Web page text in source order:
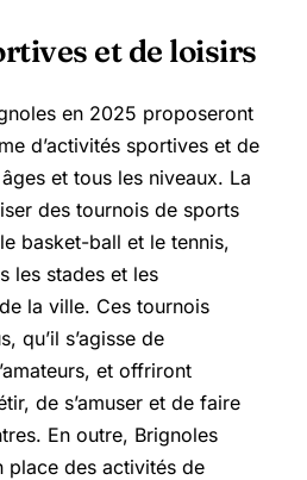
et de loisirs
en 2025 proposeront
d’activités sportives et de
et tous les niveaux. La
des tournois de sports
basket-ball et le tennis,
les stades et les
la ville. Ces tournois
qu’il s’agisse de
et offriront
de s’amuser et de faire
En outre, Brignoles
place des activités de